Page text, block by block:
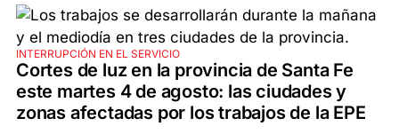
INTERRUPCIÓN EN EL SERVICIO
Cortes de luz en la provincia de Santa Fe
este martes 4 de agosto: las ciudades y
zonas afectadas por los trabajos de la EPE